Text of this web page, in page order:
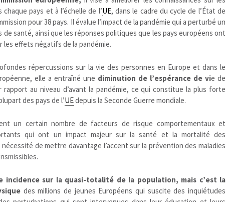
pays et à l’échelle de l’UE, dans le cadre du cycle de l’État de
pour 38 pays. Il évalue l’impact de la pandémie qui a perturbé un
de santé, ainsi que les réponses politiques que les pays européens ont
les effets négatifs de la pandémie.
répercussions sur la vie des personnes en Europe et dans le
elle a entraîné une diminution de l’espérance de vie de
rapport au niveau d’avant la pandémie, ce qui constitue la plus forte
des pays de l’UEdepuis la Seconde Guerre mondiale.
un certain nombre de facteurs de risque comportementaux et
qui ont un impact majeur sur la santé et la mortalité des
de mettre davantage l’accent sur la prévention des maladies
incidence sur la quasi-totalité de la population, mais c’est la
des millions de jeunes Européens qui suscite des inquiétudes